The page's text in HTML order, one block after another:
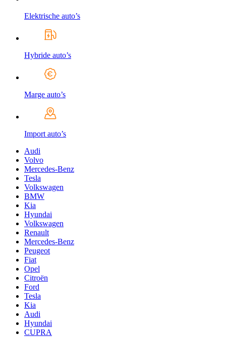
Elektrische auto’s
Hybride auto’s
Marge auto’s
Import auto’s
Audi
Volvo
Mercedes-Benz
Tesla
Volkswagen
BMW
Kia
Hyundai
Volkswagen
Renault
Mercedes-Benz
Peugeot
Fiat
Opel
Citroën
Ford
Tesla
Kia
Audi
Hyundai
CUPRA